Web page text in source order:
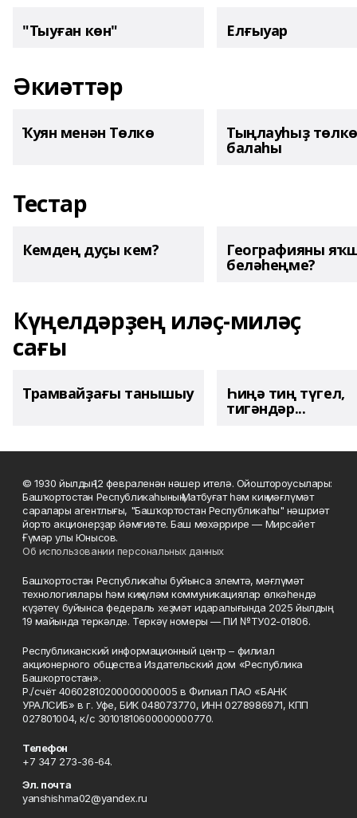
"Тыуған көн" Елғыуар
Әкиәттәр
Ҡуян менән Төлкө Тыңлауһыҙ төлкө
балаһы
Тестар
Кемдең дуҫы кем? Географияны
беләһеңме?
Күңелдәрҙең иләҫ-миләҫ
сағы
Трамвайҙағы танышыу Һиңә тиң түгел,
тигәндәр...
© 1930 йылдың 12 февраленән нәшер ителә. Ойоштороусылары:
Башҡортостан Республикаһының Матбуғат һәм киң мәғлүмәт
саралары агентлығы, "Башҡортостан Республикаһы" нәшриәт
йорто акционерҙар йәмғиәте. Баш мөхәррире — Мирсәйет
Ғүмәр улы Юнысов.
Об использовании персональных данных
Башҡортостан Республикаһы буйынса элемтә, мәғлүмәт
технологиялары һәм киңкүләм коммуникациялар өлкәһендә
күҙәтеү буйынса федераль хеҙмәт идаралығында 2025 йылдың
19 майында теркәлде. Теркәү номеры — ПИ №ТУ02-01806.
Республиканский информационный центр – филиал
акционерного общества Издательский дом «Республика
Башкортостан».
Р./счёт 40602810200000000005 в Филиал ПАО «БАНК
УРАЛСИБ» в г. Уфе, БИК 048073770, ИНН 0278986971, КПП
027801004, к/с 30101810600000000770.
Телефон
+7 347 273-36-64.
Эл. почта
yanshishma02@yandex.ru